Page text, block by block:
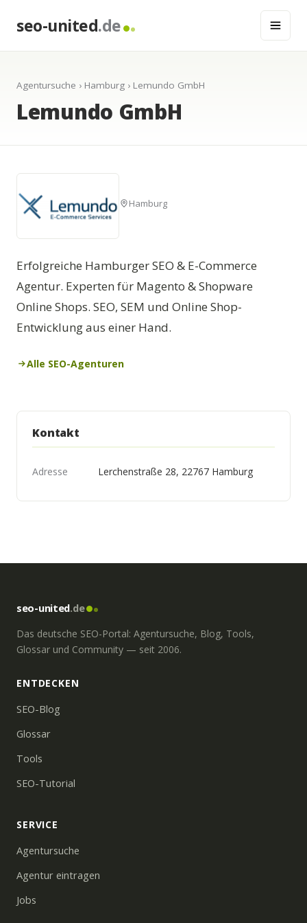
seo-united.de
Agentursuche › Hamburg › Lemundo GmbH
Lemundo GmbH
Hamburg
Erfolgreiche Hamburger SEO & E-Commerce
Agentur. Experten für Magento & Shopware
Online Shops. SEO, SEM und Online Shop-
Entwicklung aus einer Hand.
Alle SEO-Agenturen
Kontakt
Adresse Lerchenstraße 28, 22767 Hamburg
seo-united.de
Das deutsche SEO-Portal: Agentursuche, Blog, Tools,
Glossar und Community — seit 2006.
ENTDECKEN
SEO-Blog
Glossar
Tools
SEO-Tutorial
SERVICE
Agentursuche
Agentur eintragen
Jobs